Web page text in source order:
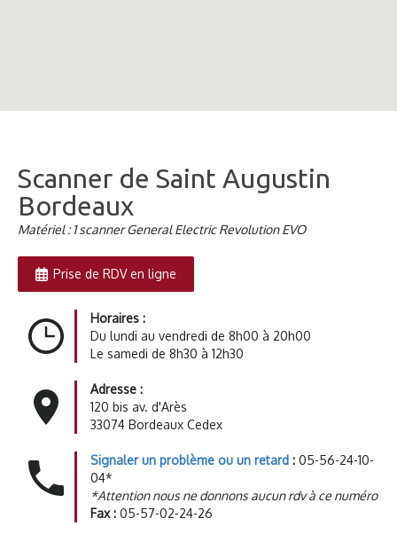
Scanner de Saint Augustin
Bordeaux
Matériel : 1 scanner General Electric Revolution EVO
Prise de RDV en ligne
Horaires :
Du lundi au vendredi de 8h00 à 20h00
Le samedi de 8h30 à 12h30
Adresse :
120 bis av. d'Arès
33074 Bordeaux Cedex
Signaler un problème ou un retard : 05-56-24-10-
04*
*Attention nous ne donnons aucun rdv à ce numéro
Fax : 05-57-02-24-26